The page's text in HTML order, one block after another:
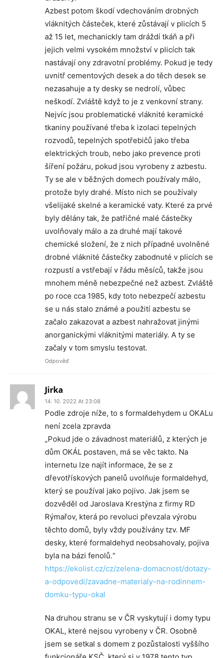
Azbest potom škodí vdechováním drobných
vláknitých částeček, které zůstávají v plicích 5
až 15 let, mechanickly tam dráždí tkáň a při
jejich velmi vysokém množství v plicích tak
nastávají ony zdravotní problémy. Pokud je tedy
uvnitř cementových desek a do těch desek se
nezasahuje a ty desky se nedrolí, vůbec
neškodí. Zvláště když to je z venkovní strany.
Nejvíc jsou problematické vláknité keramické
tkaniny používané třeba k izolaci tepelných
rozvodů, tepelných spotřebičů jako třeba
elektrických troub, nebo jako prevence proti
šíření požáru, pokud jsou vyrobeny z azbestu.
Ty se ale v běžných domech používaly málo,
protože byly drahé. Místo nich se používaly
všelijaké skelné a keramické vaty. Které za prvé
byly dělány tak, že patřičné malé částečky
uvolňovaly málo a za druhé mají takové
chemické složení, že z nich případné uvolněné
drobné vláknité částečky zabodnuté v plicích se
rozpustí a vstřebají v řádu měsíců, takže jsou
mnohem méně nebezpečné než azbest. Zvláště
po roce cca 1985, kdy toto nebezpečí azbestu
se u nás stalo známé a použití azbestu se
začalo zakazovat a azbest nahražovat jinými
anorganickými vláknitými materiály. A ty se
začaly v tom smyslu testovat.
Odpověď
Jirka
14. 10. 2022 At 23:08
Podle zdroje níže, to s formaldehydem u OKALu
není zcela zpravda
„Pokud jde o závadnost materiálů, z kterých je
dům OKÁL postaven, má se věc takto. Na
internetu lze najít informace, že se z
dřevotřískových panelů uvolňuje formaldehyd,
který se používal jako pojivo. Jak jsem se
dozvěděl od Jaroslava Krestýna z firmy RD
Rýmařov, která po revoluci převzala výrobu
těchto domů, byly vždy používány tzv. MF
desky, které formaldehyd neobsahovaly, pojiva
byla na bázi fenolů.“
https://ekolist.cz/cz/zelena-domacnost/dotazy-
a-odpovedi/zavadne-materialy-na-rodinnem-
domku-typu-okal
Na druhou stranu se v ČR vyskytují i domy typu
OKAL, které nejsou vyrobeny v ČR. Osobně
jsem se setkal s domem z pozůstalosti vyššího